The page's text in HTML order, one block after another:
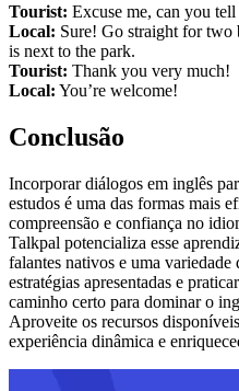
Tourist: Excuse me, can you
Local: Sure! Go straight for two
is next to the park.
Tourist: Thank you very much!
Local: You’re welcome!
Conclusão
Incorporar diálogos em inglês
estudos é uma das formas mais
compreensão e confiança no
Talkpal potencializa esse
falantes nativos e uma variedade
estratégias apresentadas e
caminho certo para dominar o
Aproveite os recursos
experiência dinâmica e